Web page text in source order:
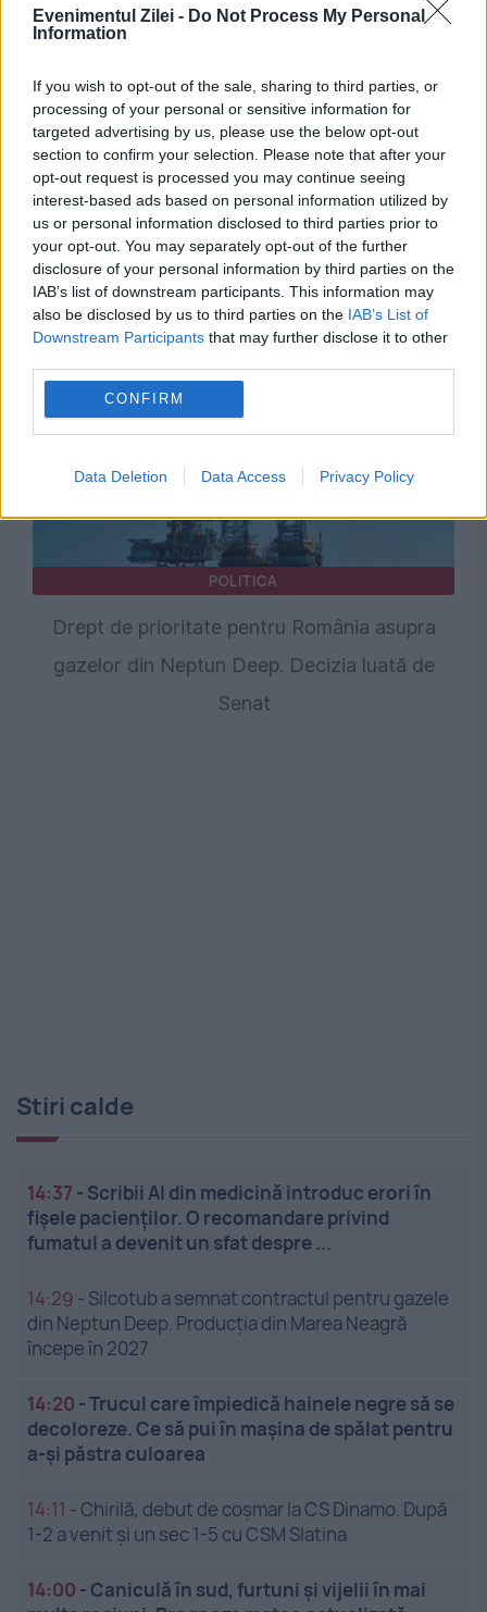
Evenimentul Zilei - Do Not Process My Personal
Information
If you wish to opt-out of the sale, sharing to third parties, or
processing of your personal or sensitive information for
targeted advertising by us, please use the below opt-out
section to confirm your selection. Please note that after your
opt-out request is processed you may continue seeing
interest-based ads based on personal information utilized by
us or personal information disclosed to third parties prior to
your opt-out. You may separately opt-out of the further
disclosure of your personal information by third parties on the
IAB’s list of downstream participants. This information may
also be disclosed by us to third parties on the IAB’s List of
Downstream Participants that may further disclose it to other
CONFIRM
Data Deletion Data Access Privacy Policy
POLITICA
Revenirea la gazul rusesc, o invenție a lui
Dodon. Infrastructura de gaze a Republicii
Moldova și populismul politic
POLITICA
Drept de prioritate pentru România asupra
gazelor din Neptun Deep. Decizia luată de
Senat
Stiri calde
14:37 - Scribii AI din medicină introduc erori în
fișele pacienților. O recomandare privind
fumatul a devenit un sfat despre ...
14:29 - Silcotub a semnat contractul pentru gazele
din Neptun Deep. Producția din Marea Neagră
începe în 2027
14:20 -Trucul care împiedică hainele negre să se
decoloreze. Ce să pui în mașina de spălat pentru
a-și păstra culoarea
14:11 -Chirilă, debut de coșmar la CS Dinamo. După
1-2 a venit și un sec 1-5 cu CSM Slatina
14:00 -Caniculă în sud, furtuni și vijelii în mai